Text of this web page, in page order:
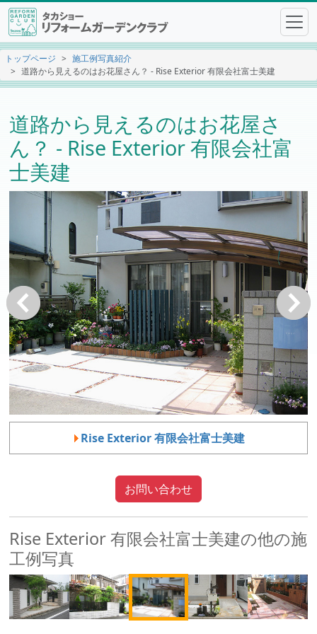
トップページ
施工例写真紹介
道路から見えるのはお花屋さん？ - Rise Exterior 有限会社富士美建
道路から見えるのはお花屋さ
ん？ - Rise Exterior 有限会社富
士美建
戻る
Rise Exterior 有限会社富士美建
お問い合わせ
Rise Exterior 有限会社富士美建の他の施
工例写真